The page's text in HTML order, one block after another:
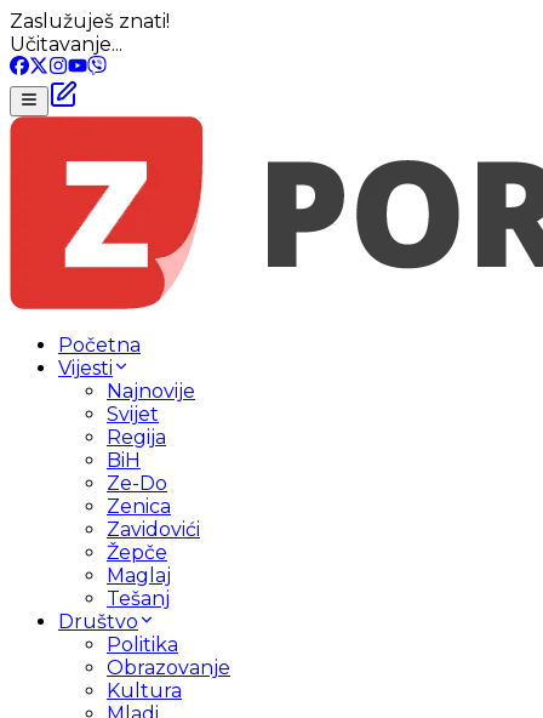
Zaslužuješ znati!
Učitavanje...
Početna
Vijesti
Najnovije
Svijet
Regija
BiH
Ze-Do
Zenica
Zavidovići
Žepče
Maglaj
Tešanj
Društvo
Politika
Obrazovanje
Kultura